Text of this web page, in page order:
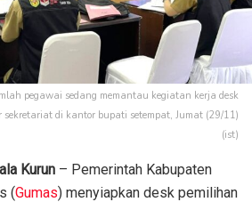
pegawai sedang memantau kegiatan kerja desk
di kantor bupati setempat, Jumat (29/11)
(ist)
Kurun – Pemerintah Kabupaten
(Gumas) menyiapkan desk pemilihan